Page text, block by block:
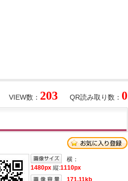
QR読み取り数： 0
VIEW数： 203
横：
1480px 縦:1110px
171.11kb